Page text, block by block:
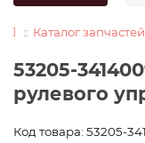
Каталог запчастей
53205-
рулевого
Код товара: 53205-